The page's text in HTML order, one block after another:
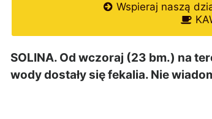
Wspieraj naszą
SOLINA. Od wczoraj (23 bm.) na
wody dostały się fekalia. Nie